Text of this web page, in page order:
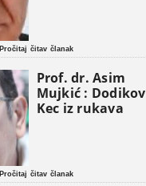
Pročitaj čitav članak
Prof. dr. Asim
Mujkić : Dodikov
Kec iz rukava
Pročitaj čitav članak